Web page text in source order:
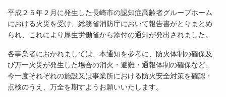
平成２５年２月に発生した長崎市の認知症高齢者グループホーム
における火災を受け、総務省消防庁において報告書がとりまとめ
られ、これにより厚生労働省から添付の通知が発出されました。
各事業者におかれましては、本通知を参考に、防火体制の確保及
び万一火災が発生した場合の消火・避難・通報体制の確保など、
今一度それぞれの施設又は事業所における防火安全対策を確認・
点検のうえ、万全を期すようお願いいたします。